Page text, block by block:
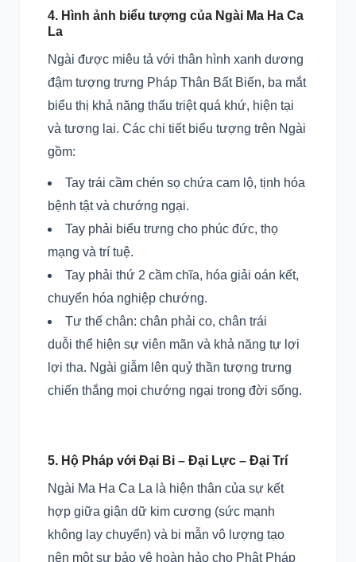
4. Hình ảnh biểu tượng của Ngài Ma Ha Ca
La
Ngài được miêu tả với thân hình xanh dương
đậm tượng trưng Pháp Thân Bất Biến, ba mắt
biểu thị khả năng thấu triệt quá khứ, hiện tại
và tương lai. Các chi tiết biểu tượng trên Ngài
gồm:
Tay trái cầm chén sọ chứa cam lộ, tịnh hóa
bệnh tật và chướng ngại.
Tay phải biểu trưng cho phúc đức, thọ
mạng và trí tuệ.
Tay phải thứ 2 cầm chĩa, hóa giải oán kết,
chuyển hóa nghiệp chướng.
Tư thế chân: chân phải co, chân trái
duỗi thể hiện sự viên mãn và khả năng tự lợi
lợi tha. Ngài giẫm lên quỷ thần tượng trưng
chiến thắng mọi chướng ngại trong đời sống.
5. Hộ Pháp với Đại Bi – Đại Lực – Đại Trí
Ngài Ma Ha Ca La là hiện thân của sự kết
hợp giữa giận dữ kim cương (sức mạnh
không lay chuyển) và bi mẫn vô lượng tạo
nên một sự bảo vệ hoàn hảo cho Phật Pháp